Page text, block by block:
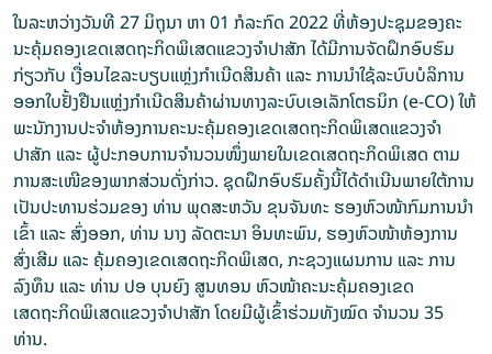
ໃນລະຫວ່າງ​ວັນ​ທີ 27 ມິຖຸນາ ຫາ 01 ກໍລະກົດ 2022 ທີ່ຫ້ອງປະ​ຊຸມ​ຂອງຄະ​
ນະຄຸ້ມຄອງເຂດເສດຖະກິດພິເສດແຂວງຈໍາປາສັກ ໄດ້ມີການຈັດຝຶກອົບຮົມ
ກ່ຽວກັບ ເງື່ອນໄຂລະບຽບແຫຼ່ງກໍາເນີດສິນຄ້າ ແລະ ການນຳໃຊ້ລະບົບບໍລິການ
ອອກໃບຢັ້ງຢືນແຫຼ່ງກໍາເນີດສິນຄ້າຜ່ານທາງລະບົບເອເລັກໂຕຣນິກ (e-CO) ໃຫ້​​
ພະນັກງານປະຈໍາຫ້ອງການຄະ​ນະຄຸ້ມຄອງເຂດເສດຖະກິດພິເສດແຂວງຈໍາ
ປາສັກ ແລະ ຜູ້​ປະ​ກອບ​ການ​ຈຳ​ນວນ​ໜຶ່ງ​ພາຍ​ໃນ​ເຂດ​ເສດ​ຖະ​ກິດ​ພິ​ເສດ​ ຕາມ
ການ​ສະ​ເໜີ​ຂອງ​ພາກ​ສ່ວນ​ດັ່ງ​ກ່າວ. ຊຸດຝຶກອົບຮົມຄັ້ງ​ນີ້ໄດ້ດຳເນີນພາຍໃຕ້ການ
ເປັນປະທານ​ຮ່ວມຂອງ ທ່ານ ພຸດ​ສະ​ຫວັນ ຂຸນ​ຈັນ​ທະ ຮອງຫົວໜ້າກົມກ​ານ​ນຳ​
ເຂົ້າ ແລະ ສົ່ງ​ອອກ, ທ່ານ ນາງ ລັດຕະນາ ອິນທະພົນ, ຮອງ​ຫົວ​ໜ້າຫ້ອງການ
ສົ່ງເສີມ ແລະ ຄຸ້ມຄອງເຂດເສດຖະກິດພິເສດ, ກະຊວງແຜນການ ແລະ ການ
ລົງທຶນ ແລະ ທ່ານ ປອ ບຸນຍົງ ສູນທອນ ຫົວໜ້າຄະນະຄຸ້ມຄອງເຂດ
ເສດຖະກິດພິເສດແຂວງຈຳປາສັກ ໂດຍມີຜູ້ເຂົ້າຮ່ວມທັງໝົດ ຈຳ​ນວນ 35
ທ່ານ.